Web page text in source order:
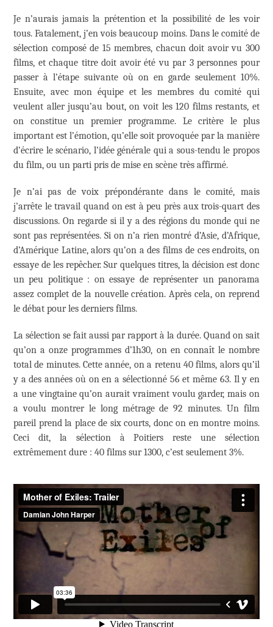
Je n’aurais jamais la prétention et la possibilité de les voir
tous. Fatalement, j’en vois beaucoup moins. Dans le comité de
sélection composé de 15 membres, chacun doit avoir vu 300
films, et chaque titre doit avoir été vu par 3 personnes pour
passer à l’étape suivante où on en garde seulement 10%.
Ensuite, avec mon équipe et les membres du comité qui
veulent aller jusqu’au bout, on voit les 120 films restants, et
on constitue un premier programme. Le critère le plus
important est l’émotion, qu’elle soit provoquée par la manière
d’écrire le scénario, l’idée générale qui a sous-tendu le propos
du film, ou un parti pris de mise en scène très affirmé.
Je n’ai pas de voix prépondérante dans le comité, mais
j’arrête le travail quand on est à peu près aux trois-quart des
discussions. On regarde si il y a des régions du monde qui ne
sont pas représentées. Si on n’a rien montré d’Asie, d’Afrique,
d’Amérique Latine, alors qu’on a des films de ces endroits, on
essaye de les repêcher. Sur quelques titres, la décision est donc
un peu politique : on essaye de représenter un panorama
assez complet de la nouvelle création. Après cela, on reprend
le débat pour les derniers films.
La sélection se fait aussi par rapport à la durée. Quand on sait
qu’on a onze programmes d’1h30, on en connaît le nombre
total de minutes. Cette année, on a retenu 40 films, alors qu’il
y a des années où on en a sélectionné 56 et même 63. Il y en
a une vingtaine qu’on aurait vraiment voulu garder, mais on
a voulu montrer le long métrage de 92 minutes. Un film
pareil prend la place de six courts, donc on en montre moins.
Ceci dit, la sélection à Poitiers reste une sélection
extrêmement dure : 40 films sur 1300, c’est seulement 3%.